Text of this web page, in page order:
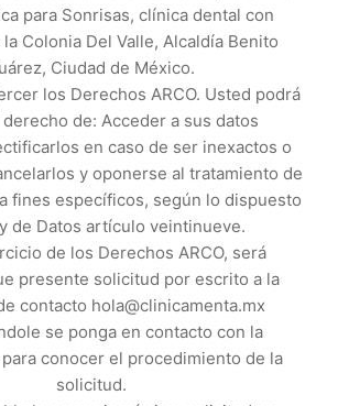
para Sonrisas, clínica dental con
Colonia Del Valle, Alcaldía Benito
Ciudad de México.
los Derechos ARCO. Usted podrá
de: Acceder a sus datos
en caso de ser inexactos o
y oponerse al tratamiento de
fines específicos, según lo dispuesto
de Datos artículo veintinueve.
de los Derechos ARCO, será
presente solicitud por escrito a la
contacto hola@clinicamenta.mx
se ponga en contacto con la
conocer el procedimiento de la
solicitud.